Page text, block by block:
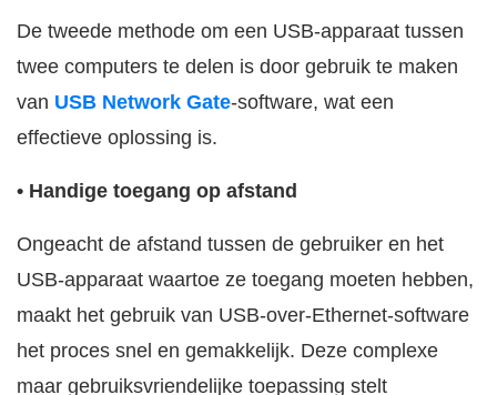
De tweede methode om een USB-apparaat tussen
twee computers te delen is door gebruik te maken
van USB Network Gate-software, wat een
effectieve oplossing is.
• Handige toegang op afstand
Ongeacht de afstand tussen de gebruiker en het
USB-apparaat waartoe ze toegang moeten hebben,
maakt het gebruik van USB-over-Ethernet-software
het proces snel en gemakkelijk. Deze complexe
maar gebruiksvriendelijke toepassing stelt